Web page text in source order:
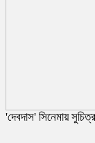
'দেবদাস' সিনেমায়